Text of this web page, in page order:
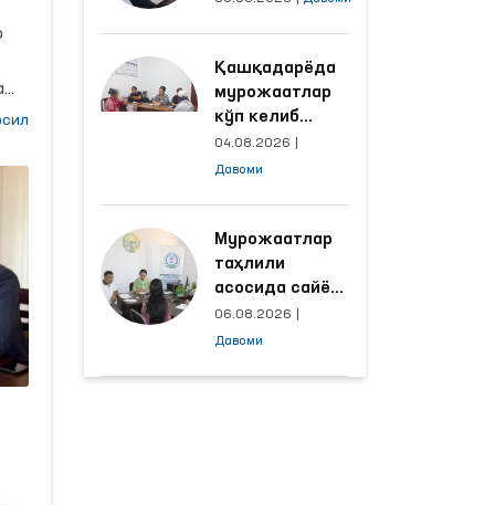
яхшиланди
Қашқадарёда
мурожаатлар
кўп келиб
тушаётган
ҳудудлар
ишлаш йўлга
қўйилди
04.08.2026
Давоми
Мурожаатлар
таҳлили
асосида сайёр
қабул
ўтказиладиган
06.08.2026
Давоми